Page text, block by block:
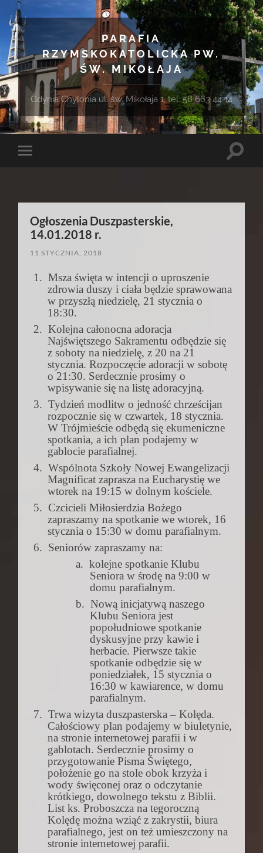
PARAFIA
RZYMSKOKATOLICKA PW.
ŚW. MIKOŁAJA
Gdynia Chylonia ul. św. Mikołaja 1, tel. 58 663 44 14
Toggle
Toggle
Ogłoszenia Duszpasterskie,
14.01.2018 r.
11 STYCZNIA, 2018
1. Msza święta w intencji o uproszenie
zdrowia duszy i ciała będzie sprawowana
w przyszłą niedzielę, 21 stycznia o
18:30.
2. Kolejna całonocna adoracja
Najświętszego Sakramentu odbędzie się
z soboty na niedzielę, z 20 na 21
stycznia. Rozpoczęcie adoracji w sobotę
o 21:30. Serdecznie prosimy o
wpisywanie się na listę adoracyjną.
3. Tydzień modlitw o jedność chrześcijan
rozpocznie się w czwartek, 18 stycznia.
W Trójmieście odbędą się ekumeniczne
spotkania, a ich plan podajemy w
gablocie parafialnej.
4. Wspólnota Szkoły Nowej Ewangelizacji
Magnificat zaprasza na Eucharystię we
wtorek na 19:15 w dolnym kościele.
5. Czcicieli Miłosierdzia Bożego
zapraszamy na spotkanie we wtorek, 16
stycznia o 15:30 w domu parafialnym.
6. Seniorów zapraszamy na:
a. kolejne spotkanie Klubu
Seniora w środę na 9:00 w
domu parafialnym.
b. Nową inicjatywą naszego
Klubu Seniora jest
popołudniowe spotkanie
dyskusyjne przy kawie i
herbacie. Pierwsze takie
spotkanie odbędzie się w
poniedziałek, 15 stycznia o
16:30 w kawiarence, w domu
parafialnym.
7. Trwa wizyta duszpasterska – Kolęda.
Całościowy plan podajemy w biuletynie,
na stronie internetowej parafii i w
gablotach. Serdecznie prosimy o
przygotowanie Pisma Świętego,
położenie go na stole obok krzyża i
wody święconej oraz o odczytanie
krótkiego, dowolnego tekstu z Biblii.
List ks. Proboszcza na tegoroczną
Kolędę można wziąć z zakrystii, biura
parafialnego, jest on też umieszczony na
stronie internetowej parafii.